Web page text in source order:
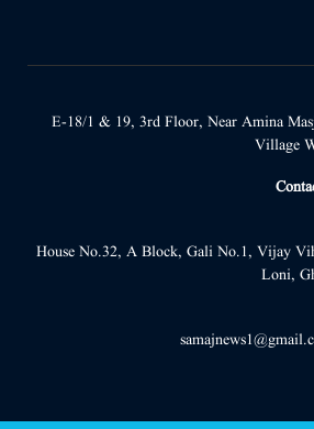
E-18/1 & 19, 3rd Floor, Near Amina
Village
House No.32, A Block, Gali No.1, Vijay
Loni,